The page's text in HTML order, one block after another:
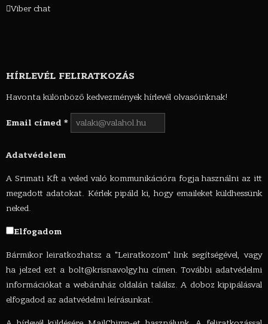
Viber chat
HÍRLEVÉL FELIRATKOZÁS
Havonta különböző kedvezmények hírlevél olvasóinknak!
Email címed *
Adatvédelem
A Srimati Kft a veled való kommunikációra fogja használni az itt
megadott adatokat. Kérlek pipáld ki, hogy emaileket küldhessünk
neked.
Elfogadom
Bármikor leiratkozhatsz a "Leiratkozom" link segítségével, vagy
ha jelzed ezt a bolt@krisnavolgy.hucímen. További adatvédelmi
információkat a webáruház oldalán találsz. A doboz kipipálásval
elfogadod az adatvédelmi leírásunkat.